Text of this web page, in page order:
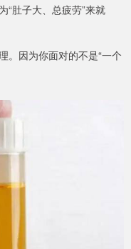
“肚子大、总疲劳”来就
。因为你面对的不是“一个